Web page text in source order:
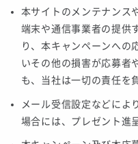
本サイトのメンテナンス
端末や通信事業者の提供
り、本キャンペーンへの
いその他の損害が応募者
も、当社は一切の責任を
メール受信設定などによ
場合には、プレゼント進